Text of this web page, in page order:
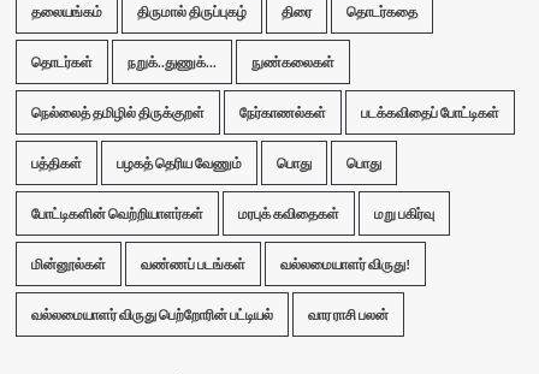
தலையங்கம் திருமால் திருப்புகழ் திரை தொடர்கதை
தொடர்கள் நறுக்..துணுக்... நுண்கலைகள்
நெல்லைத் தமிழில் திருக்குறள் நேர்காணல்கள் படக்கவிதைப் போட்டிகள்
பத்திகள் பழகத் தெரிய வேணும் பொது பொது
போட்டிகளின் வெற்றியாளர்கள் மரபுக் கவிதைகள் மறு பகிர்வு
மின்னூல்கள் வண்ணப் படங்கள் வல்லமையாளர் விருது!
வல்லமையாளர் விருது பெற்றோரின் பட்டியல் வார ராசி பலன்